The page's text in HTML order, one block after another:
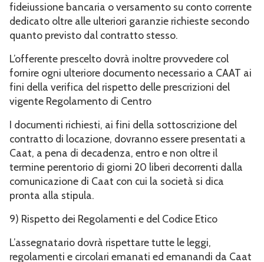
fideiussione bancaria o versamento su conto corrente
dedicato oltre alle ulteriori garanzie richieste secondo
quanto previsto dal contratto stesso.
L’offerente prescelto dovrà inoltre provvedere col
fornire ogni ulteriore documento necessario a CAAT ai
fini della verifica del rispetto delle prescrizioni del
vigente Regolamento di Centro
I documenti richiesti, ai fini della sottoscrizione del
contratto di locazione, dovranno essere presentati a
Caat, a pena di decadenza, entro e non oltre il
termine perentorio di giorni 20 liberi decorrenti dalla
comunicazione di Caat con cui la società si dica
pronta alla stipula.
9) Rispetto dei Regolamenti e del Codice Etico
L’assegnatario dovrà rispettare tutte le leggi,
regolamenti e circolari emanati ed emanandi da Caat